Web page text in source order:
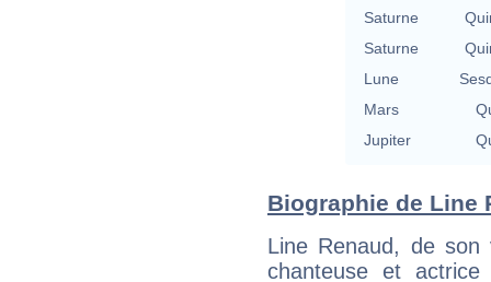
Saturne
Saturne
Lune
Mars
Jupiter
Biographie de Line
Line Renaud, de
chanteuse et